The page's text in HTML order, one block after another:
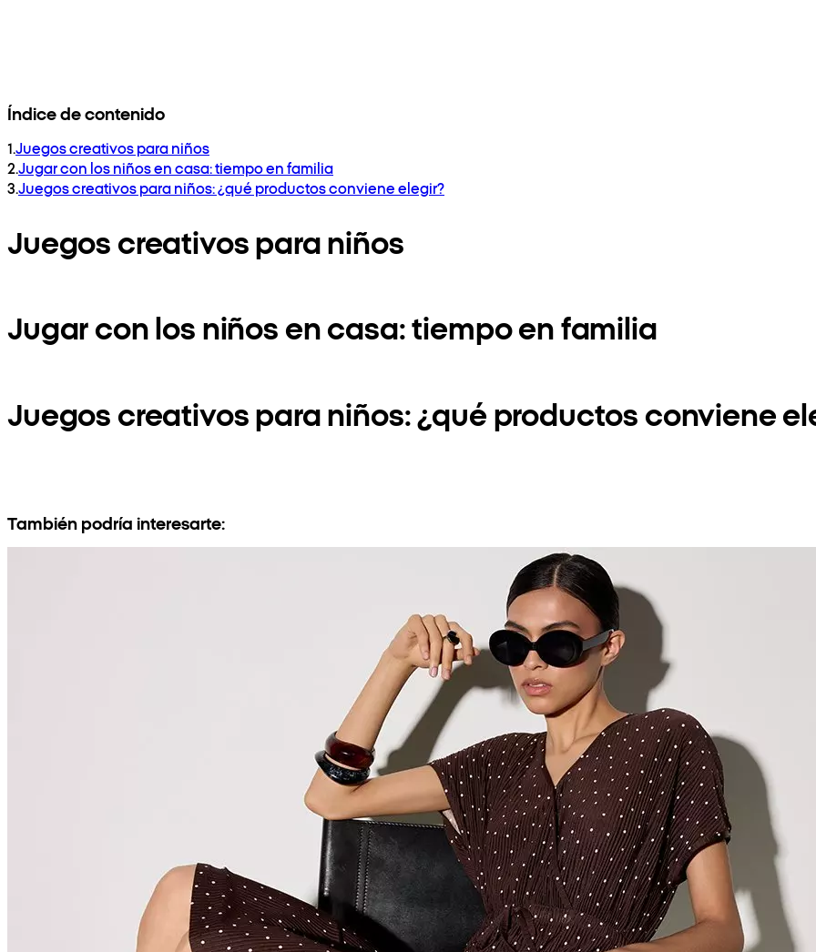
Índice de contenido
1.Juegos creativos para niños
2.Jugar con los niños en casa: tiempo en familia
3.Juegos creativos para niños: ¿qué productos conviene elegir?
Juegos creativos para niños
Jugar con los niños en casa: tiempo en familia
Juegos creativos para niños: ¿qué productos conviene
También podría interesarte: